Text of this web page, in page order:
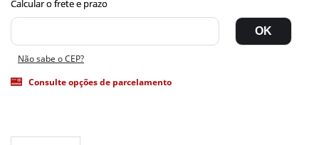
Não sabe o CEP?
Consulte opções de parcelamento